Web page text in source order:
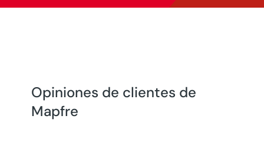
Opiniones de clientes de
Mapfre